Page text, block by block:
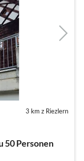
3 km z Riezlern
50 Personen